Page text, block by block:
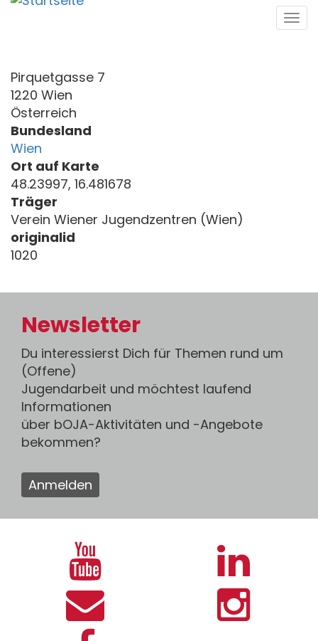
Direkt
Pirquetgasse 7
1220 Wien
Österreich
Bundesland
Wien
Ort auf Karte
48.23997, 16.481678
Träger
Verein Wiener Jugendzentren (Wien)
originalid
1020
Newsletter
Du interessierst Dich für Themen rund um
(Offene)
Jugendarbeit und möchtest laufend
Informationen
über bOJA-Aktivitäten und -Angebote
bekommen?
Anmelden